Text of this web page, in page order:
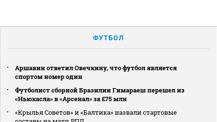
ФУТБОЛ
Аршавин ответил Овечкину, что футбол является
спортом номер один
Футболист сборной Бразилии Гимараеш перешел из
«Ньюкасла» в «Арсенал» за £75 млн
«Крылья Советов» и «Балтика» назвали стартовые